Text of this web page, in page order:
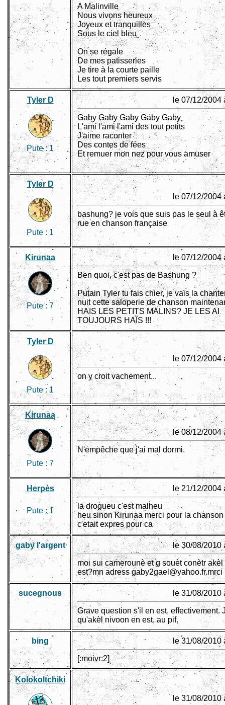
A Malinville
Nous vivons heureux
Joyeux et tranquilles
Sous le ciel bleu
On se régale
De mes patisseries
Je tire à la courte paille
Les tout premiers servis
Tyler D
Pute :1
le 07/12/2004
Gaby Gaby Gaby Gaby Gaby
L'ami l'ami l'ami des tout petits
J'aime raconter
Des contes de fées
Et remuer mon nez pour vous amuser
Tyler D
Pute : 1
le 07/12/2004
bashung? je vois que suis pas le seul à
rue en chanson française
Kirunaa
Pute : 7
le 07/12/2004
Ben quoi, c'est pas de Bashung ?
Putain Tyler tu fais chier, je vais la
nuit cette saloperie de chanson
HAIS LES PETITS MALINS? JE LES AI
TOUJOURS HAÏS !!!
Tyler D
Pute :1
le 07/12/2004
on y croit vachement...
Kirunaa
Pute : 7
le 08/12/2004
N'empêche que j'ai mal dormi.
Herpès
Pute :1
le 21/12/2004
la drogueu c'est malheu
heu sinon Kirunaa merci pour la chanson
c'etait expres pour ca
gaby l'argent le 30/08/2010
moi sui camerounè et g souèt conètr
est?mn adress gaby2gael@yahoo.fr.mrci
sucegnous le 31/08/2010
Grave question s'il en est, effectivement.
qu'akèl nivoon en est, au pif.
bing le 31/08/2010
[:moivr:2]
Kolokoltchiki
le 31/08/2010